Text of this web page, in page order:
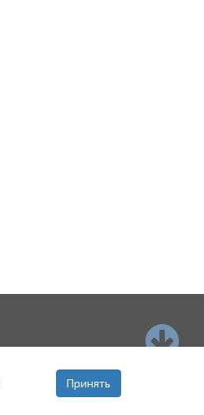
Ставрополь
Принять